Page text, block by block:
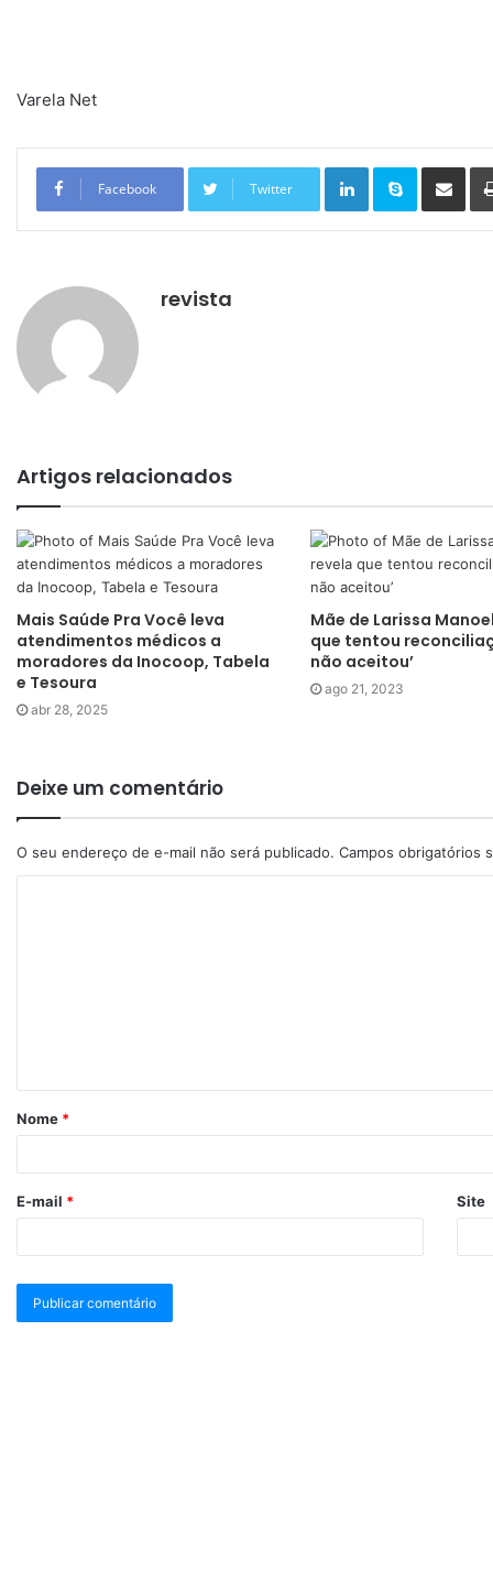
Varela Net
Facebook Twitter
Linkedin Skype
revista
Artigos relacionados
Mais Saúde Pra Você leva
atendimentos médicos a
moradores da Inocoop, Tabela
e Tesoura
abr 28, 2025
Mãe de Larissa
que tentou
não aceitou’
ago 21, 2023
Deixe um comentário
O seu endereço de e-mail não será publicado. Campos obrigatórios
Nome *
E-mail * Site